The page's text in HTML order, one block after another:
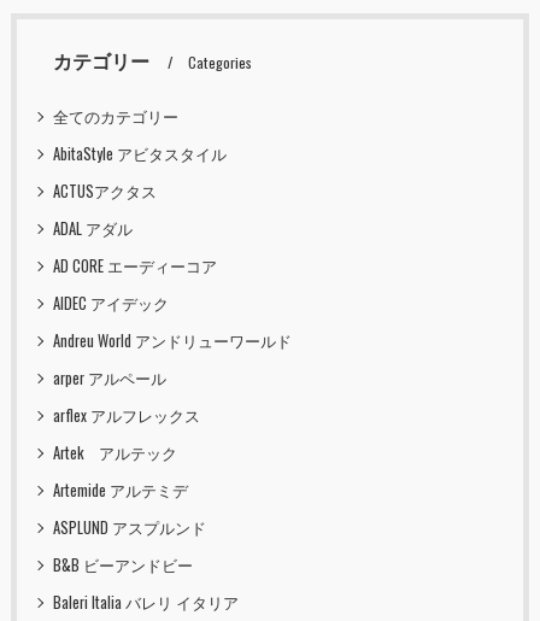
カテゴリー Categories
全てのカテゴリー
AbitaStyle アビタスタイル
ACTUSアクタス
ADAL アダル
AD CORE エーディーコア
AIDEC アイデック
Andreu World アンドリューワールド
arper アルペール
arflex アルフレックス
Artek アルテック
Artemide アルテミデ
ASPLUND アスプルンド
B&B ビーアンドビー
Baleri Italia バレリ イタリア